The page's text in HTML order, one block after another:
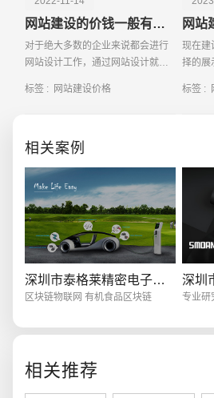
网站建设的价钱一般有哪些影响因素
对于绝大多数的企业来说都会进行
网站设计工作，通过网站设计就能
而且还能够为企业进行一下宣传，
标签 : 网站建设价格
现在建
择的展
很多，
标签 :
相关案例
深圳市泰格莱精密电子有限公司
区块链物联网 有机食品区块链 专业研
相关推荐
电商及系统平台开发 ·